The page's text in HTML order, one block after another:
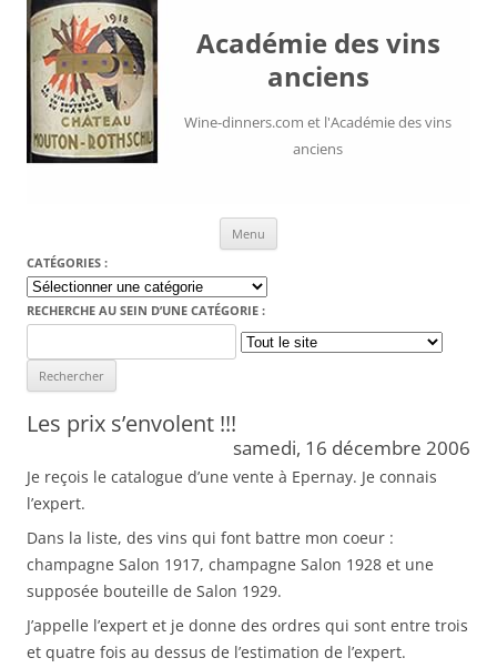
Académie des vins
anciens
Wine-dinners.com et l'Académie des vins
anciens
Menu
CATÉGORIES :
Catégories
:
RECHERCHE AU SEIN D’UNE CATÉGORIE :
for:
Les prix s’envolent !!!
samedi, 16 décembre 2006
Je reçois le catalogue d’une vente à Epernay. Je connais
l’expert.
Dans la liste, des vins qui font battre mon coeur :
champagne Salon 1917, champagne Salon 1928 et une
supposée bouteille de Salon 1929.
J’appelle l’expert et je donne des ordres qui sont entre trois
et quatre fois au dessus de l’estimation de l’expert.